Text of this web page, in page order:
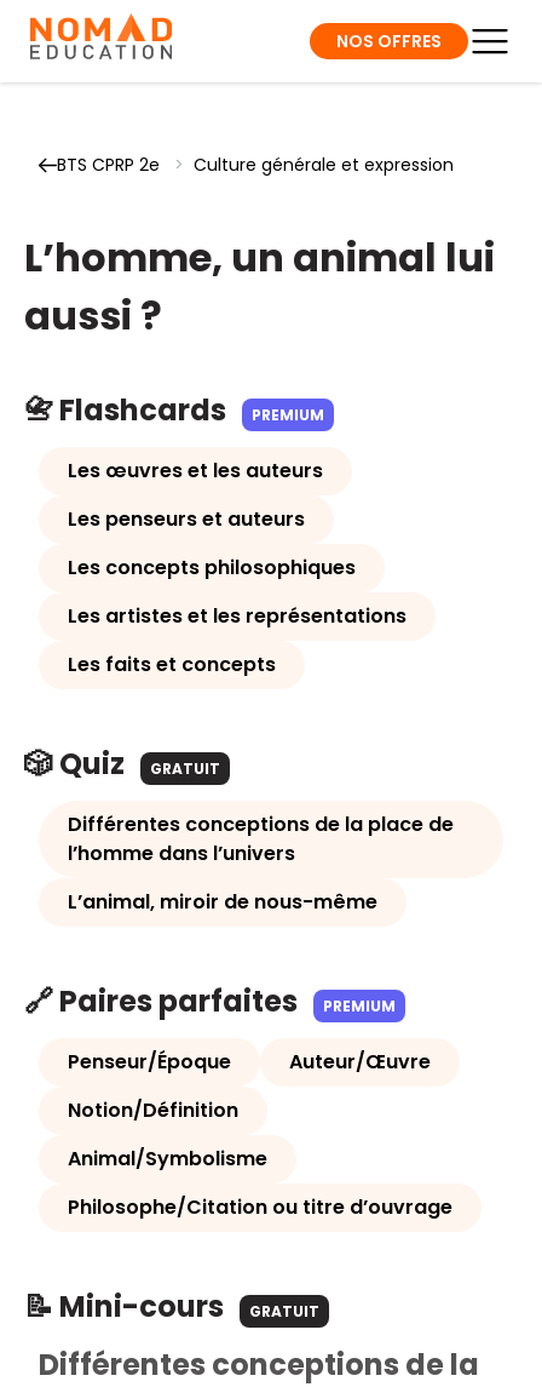
NOS OFFRES
BTS CPRP 2e > Culture générale et expression
L’homme, un animal lui
aussi ?
📇 Flashcards PREMIUM
Les œuvres et les auteurs
Les penseurs et auteurs
Les concepts philosophiques
Les artistes et les représentations
Les faits et concepts
🎲 Quiz GRATUIT
Différentes conceptions de la place de
l’homme dans l’univers
L’animal, miroir de nous-même
🔗 Paires parfaites PREMIUM
Penseur/Époque
Auteur/Œuvre
Notion/Définition
Animal/Symbolisme
Philosophe/Citation ou titre d’ouvrage
📝 Mini-cours GRATUIT
Différentes conceptions de la